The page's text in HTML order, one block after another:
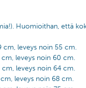
Huomioithan, että
cm, leveys noin 55 cm.
leveys noin 60 cm.
leveys noin 64 cm.
leveys noin 68 cm.